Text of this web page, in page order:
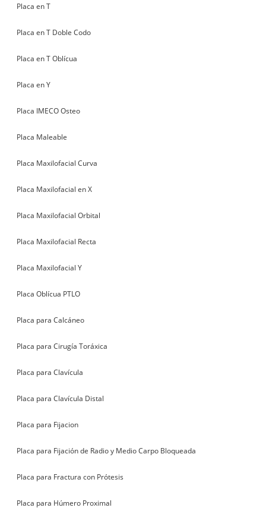
Placa en T
Placa en T Doble Codo
Placa en T Oblícua
Placa en Y
Placa IMECO Osteo
Placa Maleable
Placa Maxilofacial Curva
Placa Maxilofacial en X
Placa Maxilofacial Orbital
Placa Maxilofacial Recta
Placa Maxilofacial Y
Placa Oblícua PTLO
Placa para Calcáneo
Placa para Cirugía Toráxica
Placa para Clavícula
Placa para Clavícula Distal
Placa para Fijacion
Placa para Fijación de Radio y Medio Carpo Bloqueada
Placa para Fractura con Prótesis
Placa para Húmero Proximal